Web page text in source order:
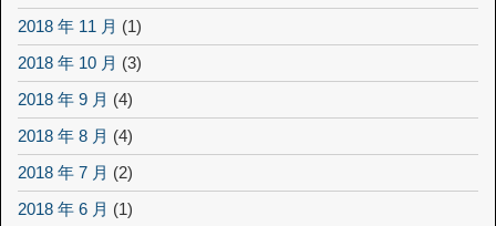
2018 年 11 月 (1)
2018 年 10 月 (3)
2018 年 9 月 (4)
2018 年 8 月 (4)
2018 年 7 月 (2)
2018 年 6 月 (1)